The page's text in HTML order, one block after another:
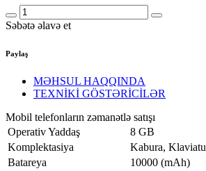
Səbətə əlavə et
Paylaş
MƏHSUL HAQQINDA
TEXNİKİ GÖSTƏRİCİLƏR
Mobil telefonların zəmanətlə satışı
Operativ Yaddaş
8 GB
Komplektasiya
Kabura,
Batareya
10000 (mAh)